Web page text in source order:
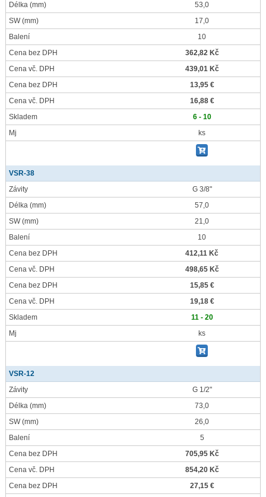
Délka (mm)
53,0
SW(mm)
17,0
Balení
10
Cena bez DPH
362,82 Kč
Cena vč. DPH
439,01 Kč
Cena bez DPH
13,95 €
Cena vč. DPH
16,88 €
Skladem
6 - 10
Mj
ks
VSR-38
Závity
G 3/8"
Délka (mm)
57,0
SW(mm)
21,0
Balení
10
Cena bez DPH
412,11 Kč
Cena vč. DPH
498,65 Kč
Cena bez DPH
15,85 €
Cena vč. DPH
19,18 €
Skladem
11 - 20
Mj
ks
VSR-12
Závity
G 1/2"
Délka (mm)
73,0
SW(mm)
26,0
Balení
5
Cena bez DPH
705,95 Kč
Cena vč. DPH
854,20 Kč
Cena bez DPH
27,15 €